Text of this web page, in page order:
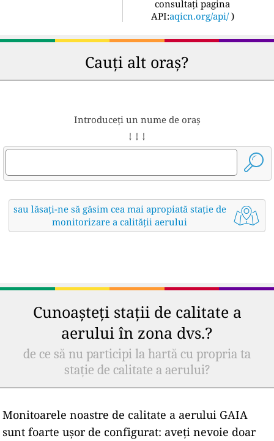
consultați pagina
API:aqicn.org/api/ )
Cauți alt oraș?
Introduceți un nume de oraș
↓ ↓ ↓
sau lăsați-ne să găsim cea mai apropiată stație de
monitorizare a calității aerului
Cunoașteți stații de calitate a
aerului în zona dvs.?
de ce să nu participi la hartă cu propria ta
stație de calitate a aerului?
Monitoarele noastre de calitate a aerului GAIA
sunt foarte ușor de configurat: aveți nevoie doar